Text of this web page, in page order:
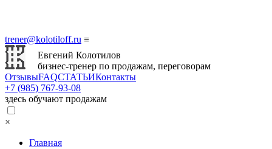
trener@kolotiloff.ru ≡
Евгений Колотилов
бизнес-тренер по продажам, переговорам
ОтзывыFAQСТАТЬИКонтакты
+7 (985) 767‑93‑08
здесь обучают продажам
×
Главная